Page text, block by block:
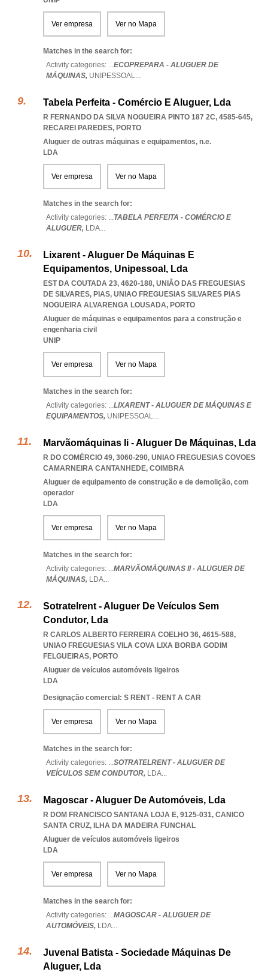
Ver empresa Ver no Mapa
Matches in the search for:
Activity categories: ...ECOPREPARA - ALUGUER DE
MÁQUINAS, UNIPESSOAL...
Tabela Perfeita - Comércio E Aluguer, Lda
R FERNANDO DA SILVA NOGUEIRA PINTO 187 2C, 4585-645,
RECAREI PAREDES, PORTO
Aluguer de outras máquinas e equipamentos, n.e.
LDA
Ver empresa Ver no Mapa
Matches in the search for:
Activity categories: ...TABELA PERFEITA - COMÉRCIO E
ALUGUER, LDA...
Lixarent - Aluguer De Máquinas E
Equipamentos, Unipessoal, Lda
EST DA COUTADA 23, 4620-188, UNIÃO DAS FREGUESIAS
DE SILVARES, PIAS, UNIAO FREGUESIAS SILVARES PIAS
NOGUEIRA ALVARENGA LOUSADA, PORTO
Aluguer de máquinas e equipamentos para a construção e
engenharia civil
UNIP
Ver empresa Ver no Mapa
Matches in the search for:
Activity categories: ...LIXARENT - ALUGUER DE MÁQUINAS E
EQUIPAMENTOS, UNIPESSOAL...
Marvãomáquinas Ii - Aluguer De Máquinas, Lda
R DO COMÉRCIO 49, 3060-290, UNIAO FREGUESIAS COVOES
CAMARNEIRA CANTANHEDE, COIMBRA
Aluguer de equipamento de construção e de demolição, com
operador
LDA
Ver empresa Ver no Mapa
Matches in the search for:
Activity categories: ...MARVÃOMÁQUINAS II - ALUGUER DE
MÁQUINAS, LDA...
Sotratelrent - Aluguer De Veículos Sem
Condutor, Lda
R CARLOS ALBERTO FERREIRA COELHO 36, 4615-588,
UNIAO FREGUESIAS VILA COVA LIXA BORBA GODIM
FELGUEIRAS, PORTO
Aluguer de veículos automóveis ligeiros
LDA
Designação comercial: S RENT - RENT A CAR
Ver empresa Ver no Mapa
Matches in the search for:
Activity categories: ...SOTRATELRENT - ALUGUER DE
VEÍCULOS SEM CONDUTOR, LDA...
Magoscar - Aluguer De Automóveis, Lda
R DOM FRANCISCO SANTANA LOJA E, 9125-031, CANICO
SANTA CRUZ, ILHA DA MADEIRA FUNCHAL
Aluguer de veículos automóveis ligeiros
LDA
Ver empresa Ver no Mapa
Matches in the search for:
Activity categories: ...MAGOSCAR - ALUGUER DE
AUTOMÓVEIS, LDA...
Juvenal Batista - Sociedade Máquinas De
Aluguer, Lda